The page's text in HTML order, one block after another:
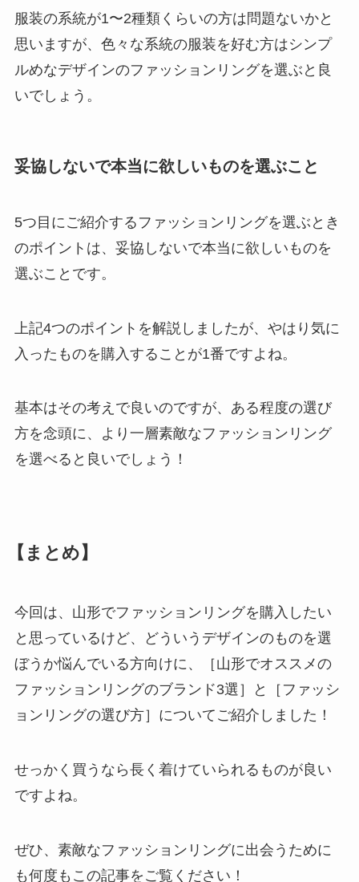
服装の系統が1〜2種類くらいの方は問題ないかと
思いますが、色々な系統の服装を好む方はシンプ
ルめなデザインのファッションリングを選ぶと良
いでしょう。
妥協しないで本当に欲しいものを選ぶこと
5つ目にご紹介するファッションリングを選ぶとき
のポイントは、妥協しないで本当に欲しいものを
選ぶことです。
上記4つのポイントを解説しましたが、やはり気に
入ったものを購入することが1番ですよね。
基本はその考えで良いのですが、ある程度の選び
方を念頭に、より一層素敵なファッションリング
を選べると良いでしょう！
【まとめ】
今回は、山形でファッションリングを購入したい
と思っているけど、どういうデザインのものを選
ぼうか悩んでいる方向けに、［山形でオススメの
ファッションリングのブランド3選］と［ファッシ
ョンリングの選び方］についてご紹介しました！
せっかく買うなら長く着けていられるものが良い
ですよね。
ぜひ、素敵なファッションリングに出会うために
も何度もこの記事をご覧ください！